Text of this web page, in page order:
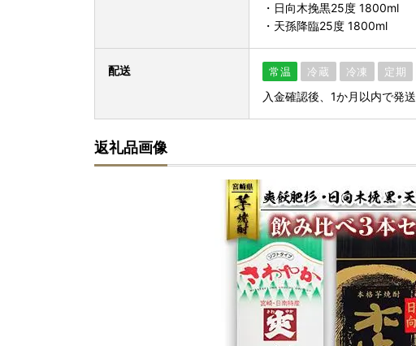
・日向木挽黒25度 1800ml
・天孫降臨25度 1800ml
配送 常温 冷蔵 冷凍 定期
入金確認後、1か月以内で発送
返礼品画像